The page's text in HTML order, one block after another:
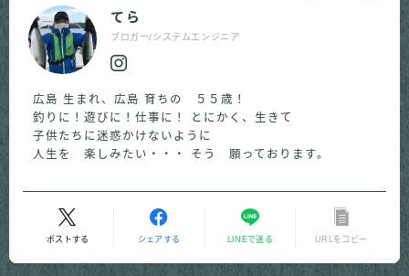
てら
ブロガー/システムエンジニア
広島 生まれ、広島 育ちの ５５歳！
釣りに！遊びに！仕事に！ とにかく、生きて
子供たちに迷惑かけないように
人生を 楽しみたい・・・ そう 願っております。
ポストする シェアする LINEで送る URLをコピー